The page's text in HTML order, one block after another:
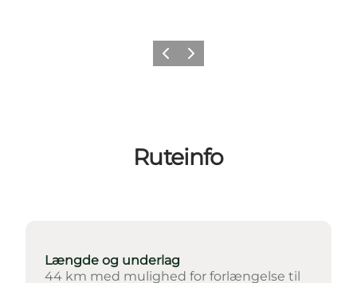
ForrigeNæste
Ruteinfo
Længde og underlag
44 km med mulighed for forlængelse til